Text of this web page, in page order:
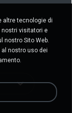
altre tecnologie di
nostri visitatori e
nostro Sito Web.
nostro uso dei